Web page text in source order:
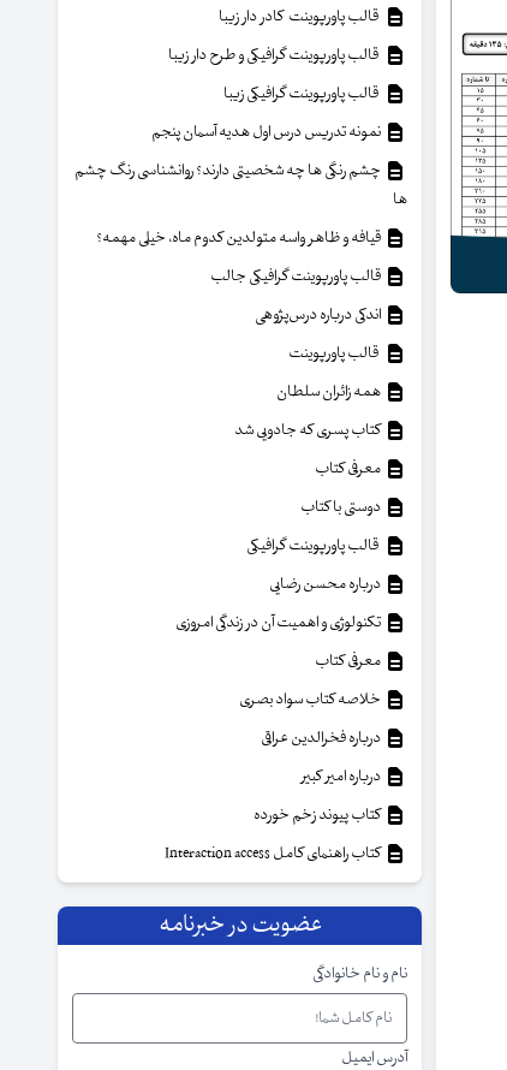
قالب پاورپوینت کادر دار زیبا
قالب پاورپوینت گرافیکی و طرح دار زیبا
قالب پاورپوینت گرافیکی زیبا
نمونه تدریس درس اول هدیه آسمان پنجم
چشم رنگی ها چه شخصیتی دارند؟ روانشناسی رنگ چشم
ها
قیافه و ظاهر واسه متولدین کدوم ماه، خیلی مهمه؟
قالب پاورپوینت گرافیکی جالب
اندکی درباره درس‌پژوهی
قالب پاورپوینت
همه زائران سلطان
کتاب پسری که جادویی شد
معرفی کتاب
دوستی با کتاب
قالب پاورپوینت گرافیکی
درباره محسن رضایی
تکنولوژی و اهمیت آن در زندگی امروزی
معرفی کتاب
خلاصه کتاب سواد بصری
درباره فخرالدین عراقی
درباره امیر کبیر
کتاب پیوند زخم خورده
کتاب راهنمای کامل Interaction access
عضویت در خبرنامه
نام و نام خانوادگی
آدرس ایمیل